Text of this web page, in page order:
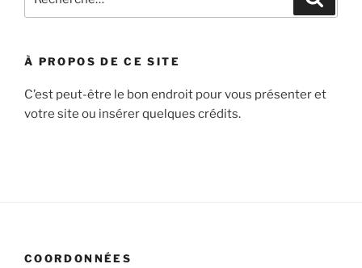
pour
À PROPOS DE CE SITE
C’est peut-être le bon endroit pour vous présenter et
votre site ou insérer quelques crédits.
COORDONNÉES